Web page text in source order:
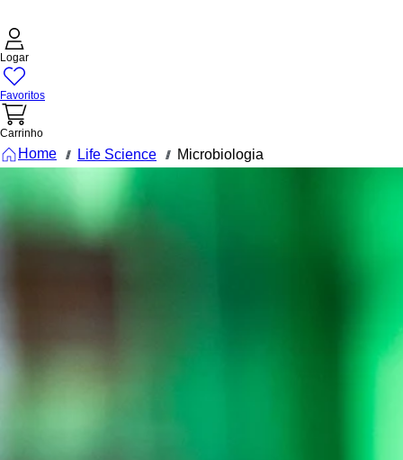
Logar
Favoritos
Carrinho
Home /// Life Science /// Microbiologia